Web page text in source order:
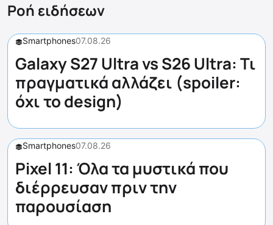
Ροή ειδήσεων
Smartphones07.08.26
Galaxy S27 Ultra vs S26 Ultra: Τι
πραγματικά αλλάζει (spoiler:
όχι το design)
Smartphones07.08.26
Pixel 11: Όλα τα μυστικά που
διέρρευσαν πριν την
παρουσίαση